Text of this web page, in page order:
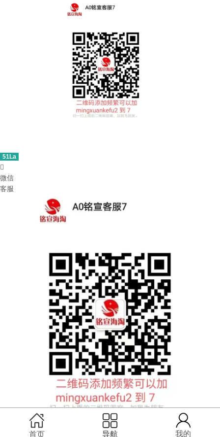
首页 导航 我的
51La

微信
客服
扫码联系铭宣客服